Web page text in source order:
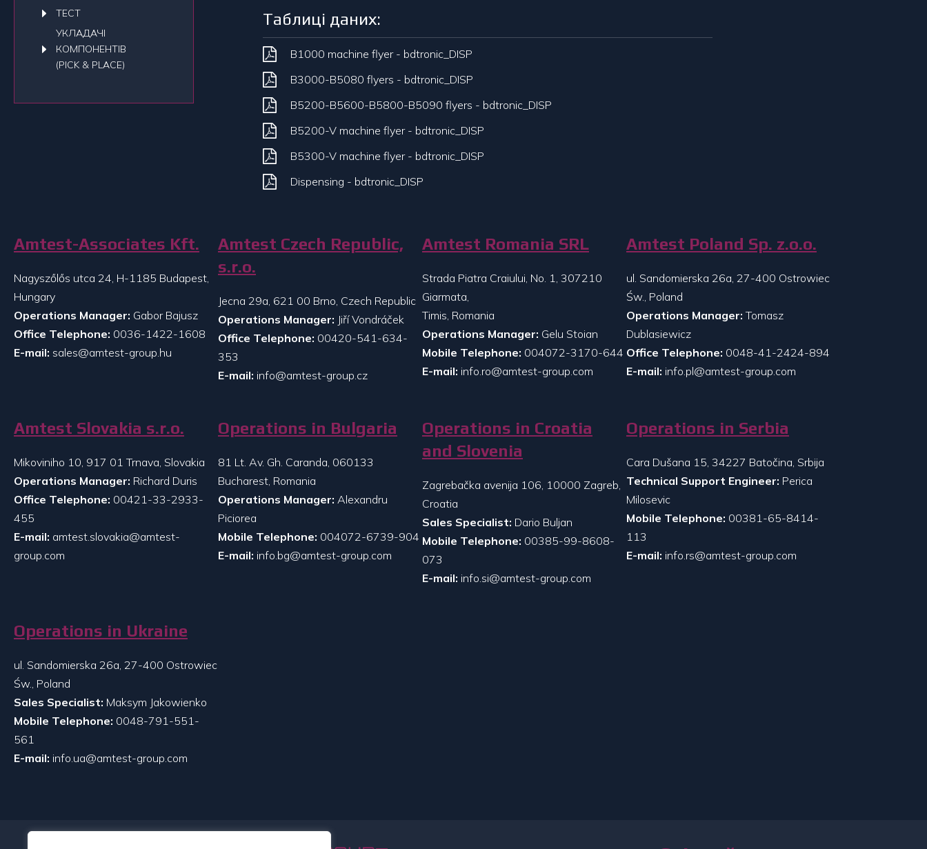
ТЕСТ
УКЛАДАЧI
КОМПОНЕНТІВ
(PICK & PLACE)
Таблиці даних:
B1000 machine flyer - bdtronic_DISP
B3000-B5080 flyers - bdtronic_DISP
B5200-B5600-B5800-B5090 flyers - bdtronic_DISP
B5200-V machine flyer - bdtronic_DISP
B5300-V machine flyer - bdtronic_DISP
Dispensing - bdtronic_DISP
Amtest-Associates Kft.
Nagyszőlős utca 24, H-1185 Budapest,
Hungary
Operations Manager: Gabor Bajusz
Office Telephone: 0036-1422-1608
E-mail: sales@amtest-group.hu
Amtest Czech Republic,
s.r.o.
Jecna 29a, 621 00 Brno, Czech Republic
Operations Manager: Jiří Vondráček
Office Telephone: 00420-541-634-
353
E-mail: info@amtest-group.cz
Amtest Romania SRL
Strada Piatra Craiului, No. 1, 307210
Giarmata,
Timis, Romania
Operations Manager: Gelu Stoian
Mobile Telephone: 004072-3170-644
E-mail: info.ro@amtest-group.com
Amtest Poland Sp. z.o.o.
ul. Sandomierska 26a, 27-400 Ostrowiec
Św., Poland
Operations Manager: Tomasz
Dublasiewicz
Office Telephone: 0048-41-2424-894
E-mail: info.pl@amtest-group.com
Amtest Slovakia s.r.o.
Mikoviniho 10, 917 01 Trnava, Slovakia
Operations Manager: Richard Duris
Office Telephone: 00421-33-2933-
455
E-mail: amtest.slovakia@amtest-
group.com
Operations in Bulgaria
81 Lt. Av. Gh. Caranda, 060133
Bucharest, Romania
Operations Manager: Alexandru
Piciorea
Mobile Telephone: 004072-6739-904
E-mail: info.bg@amtest-group.com
Operations in Croatia
and Slovenia
Zagrebačka avenija 106, 10000 Zagreb,
Croatia
Sales Specialist: Dario Buljan
Mobile Telephone: 00385-99-8608-
073
E-mail: info.si@amtest-group.com
Operations in Serbia
Cara Dušana 15, 34227 Batočina, Srbija
Technical Support Engineer: Perica
Milosevic
Mobile Telephone: 00381-65-8414-
113
E-mail: info.rs@amtest-group.com
Operations in Ukraine
ul. Sandomierska 26a, 27-400 Ostrowiec
Św., Poland
Sales Specialist: Maksym Jakowienko
Mobile Telephone: 0048-791-551-
561
E-mail: info.ua@amtest-group.com